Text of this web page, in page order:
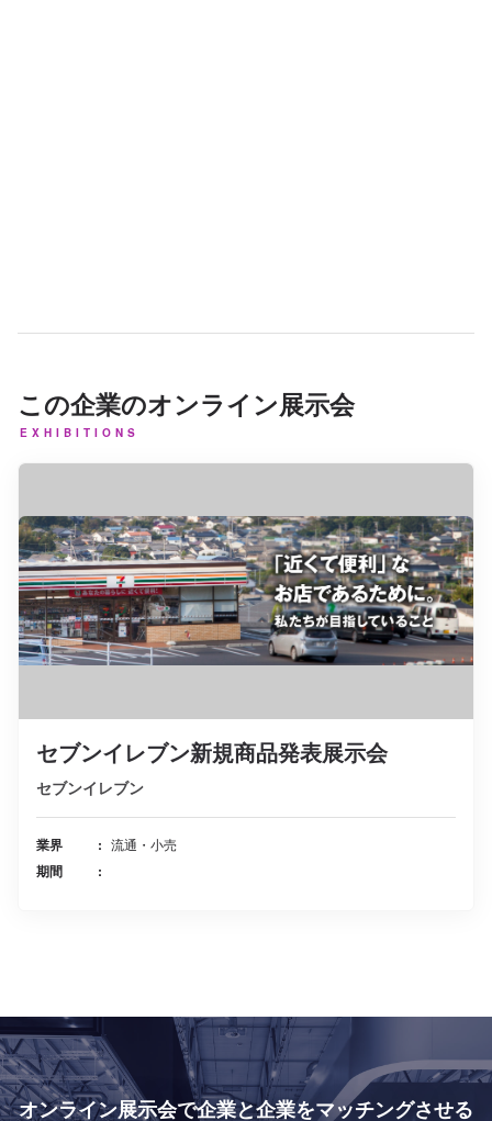
この企業のオンライン展示会
EXHIBITIONS
セブンイレブン新規商品発表展示会
セブンイレブン
業界 流通・小売
期間
オンライン展示会で企業と企業をマッチングさせる